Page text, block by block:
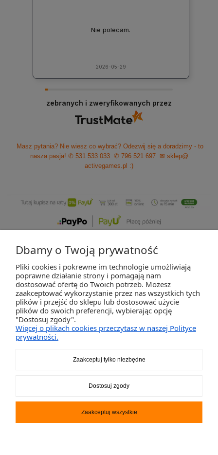
Nie polecam.
2026-05-29
zebranych i zweryfikowanych przez
Masz pytania? Nie wiesz co wybrać? Odezwij się a doradzimy - to
nasza pasja! ✆ 531 533 033 ✆ 796 521 697
✉ sklep@
activegames.pl :)
ZAKUPY
POMOC
2K-Invest Sp. j. Ul. Św. Wojciecha 60, 41-922 Radzionków, śląskie NIP: 645-241-94-
Napiszsklep@activegames.pllub zadzwoń +48796521697
Dbamy o Twoją prywatność
Pliki cookies i pokrewne im technologie umożliwiają
poprawne działanie strony i pomagają nam
dostosować ofertę do Twoich potrzeb. Możesz
zaakceptować wykorzystanie przez nas wszystkich tych
plików i przejść do sklepu lub dostosować użycie
plików do swoich preferencji, wybierając opcję
"Dostosuj zgody".
Więcej o plikach cookies przeczytasz w naszej Polityce
prywatności.
Zaakceptuj tylko niezbędne
Dostosuj zgody
Zaakceptuj wszystkie